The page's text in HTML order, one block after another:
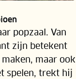
popzaal. Van
zijn betekent
maar ook
spelen, trekt hij